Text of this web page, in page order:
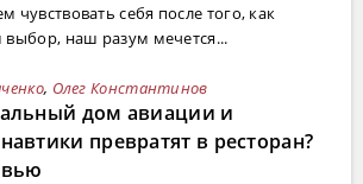
чувствовать себя после того, как
выбор, наш разум мечется...
, Олег Константинов
дом авиации и
превратят в ресторан?